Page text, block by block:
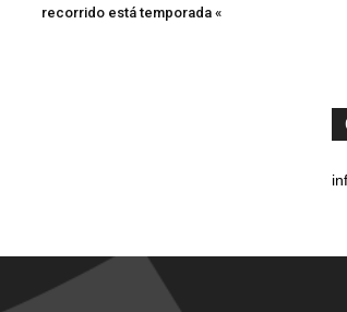
recorrido está temporada «